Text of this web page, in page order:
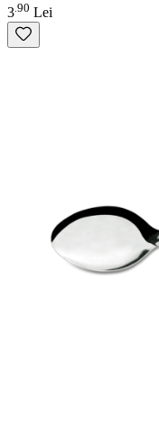
3 90 Lei